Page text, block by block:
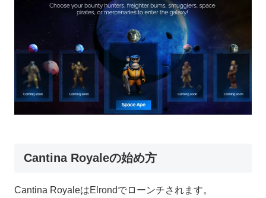
Cantina Royaleの始め方
Cantina RoyaleはElrondでローンチされます。